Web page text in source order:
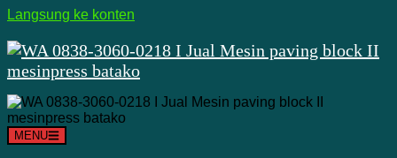
Langsung ke konten
MENU